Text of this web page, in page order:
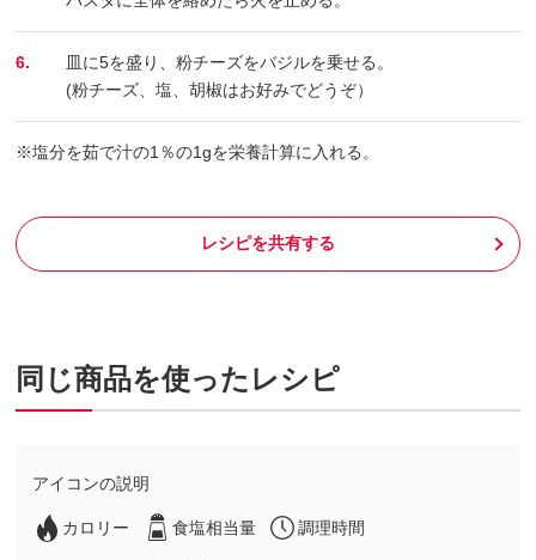
6.
皿に5を盛り、粉チーズをバジルを乗せる。
(粉チーズ、塩、胡椒はお好みでどうぞ）
※塩分を茹で汁の1％の1gを栄養計算に入れる。
レシピを共有する
同じ商品を使ったレシピ
アイコンの説明
カロリー 食塩相当量 調理時間